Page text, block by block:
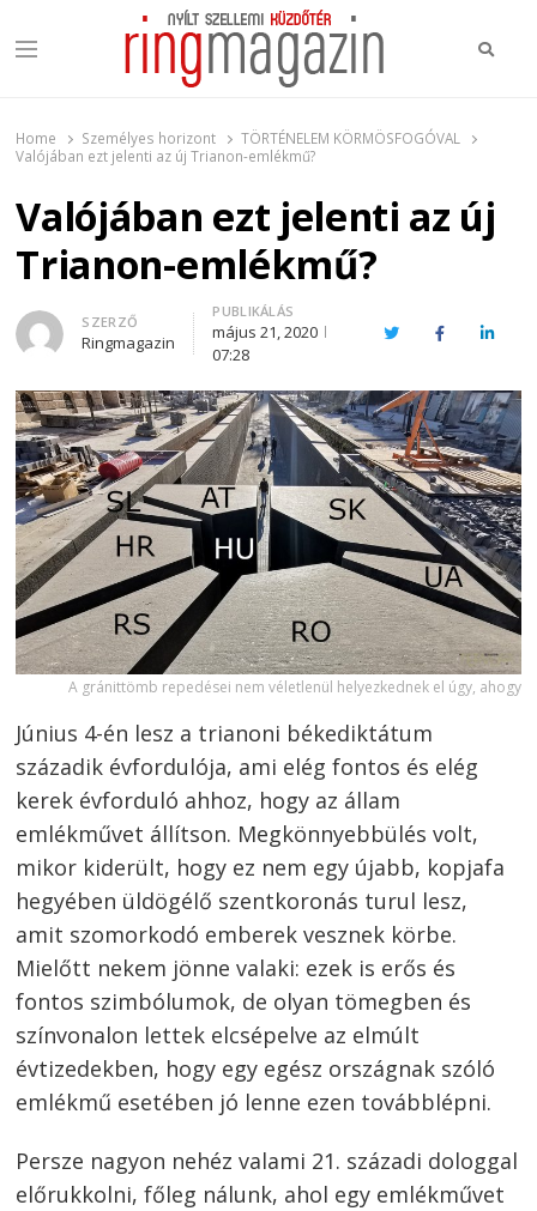
Menu
Home Személyes horizont
TÖRTÉNELEM KÖRMÖSFOGÓVAL
Valójában ezt jelenti az új Trianon-emlékmű?
Valójában ezt jelenti az új
Trianon-emlékmű?
Author
SZERZŐ
Ringmagazin
PUBLIKÁLÁS
május 21, 2020
07:28
TwitterFacebook
A gránittömb repedései nem véletlenül helyezkednek el úgy, ahogy
Június 4-én lesz a trianoni békediktátum
századik évfordulója, ami elég fontos és elég
kerek évforduló ahhoz, hogy az állam
emlékművet állítson. Megkönnyebbülés volt,
mikor kiderült, hogy ez nem egy újabb, kopjafa
hegyében üldögélő szentkoronás turul lesz,
amit szomorkodó emberek vesznek körbe.
Mielőtt nekem jönne valaki: ezek is erős és
fontos szimbólumok, de olyan tömegben és
színvonalon lettek elcsépelve az elmúlt
évtizedekben, hogy egy egész országnak szóló
emlékmű esetében jó lenne ezen továbblépni.
Persze nagyon nehéz valami 21. századi dologgal
előrukkolni, főleg nálunk, ahol egy emlékművet